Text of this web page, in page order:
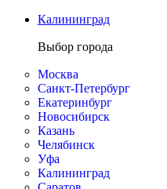
Калининград
Выбор города
Москва
Санкт-Петербург
Екатеринбург
Новосибирск
Казань
Челябинск
Уфа
Калининград